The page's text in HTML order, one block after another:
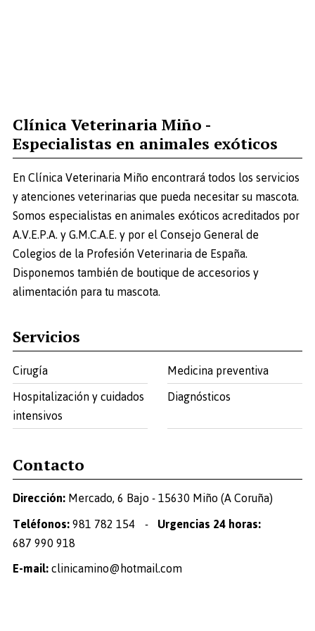
Clínica Veterinaria Miño -
Especialistas en animales exóticos
En Clínica Veterinaria Miño encontrará todos los servicios
y atenciones veterinarias que pueda necesitar su mascota.
Somos especialistas en animales exóticos acreditados por
A.V.E.P.A. y G.M.C.A.E. y por el Consejo General de
Colegios de la Profesión Veterinaria de España.
Disponemos también de boutique de accesorios y
alimentación para tu mascota.
Servicios
Cirugía
Medicina preventiva
Hospitalización y cuidados
intensivos
Diagnósticos
Contacto
Dirección:Mercado, 6 Bajo - 15630 Miño (A Coruña)
Teléfonos:981 782 154 - Urgencias 24 horas:
687 990 918
E-mail:clinicamino@hotmail.com